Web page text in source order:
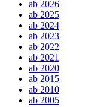
ab 2026
ab 2025
ab 2024
ab 2023
ab 2022
ab 2021
ab 2020
ab 2015
ab 2010
ab 2005